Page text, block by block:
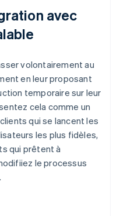
avec
volontairement au
en leur proposant
temporaire sur leur
cela comme un
qui se lancent les
les plus fidèles,
qui prêtent à
le processus